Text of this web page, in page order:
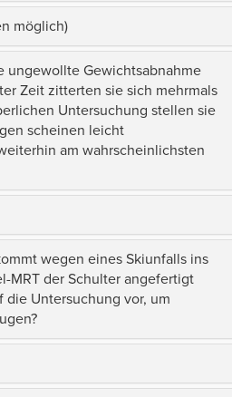
möglich)
ungewollte Gewichtsabnahme
Zeit zitterten sie sich mehrmals
Untersuchung stellen sie
scheinen leicht
am wahrscheinlichsten
wegen eines Skiunfalls ins
MRT der Schulter angefertigt
Untersuchung vor, um